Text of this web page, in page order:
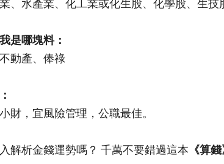
、水產業、化工業或化生股、化學股、生技
是哪塊料：
動產、俸祿
財，宜風險管理，公職最佳。
解析金錢運勢嗎？ 千萬不要錯過這本 《算錢